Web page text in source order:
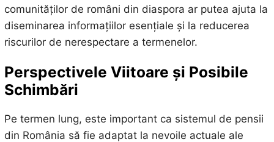
comunităților de români din diaspora ar putea ajuta la
diseminarea informațiilor esențiale și la reducerea
riscurilor de nerespectare a termenelor.
Perspectivele Viitoare și Posibile
Schimbări
Pe termen lung, este important ca sistemul de pensii
din România să fie adaptat la nevoile actuale ale